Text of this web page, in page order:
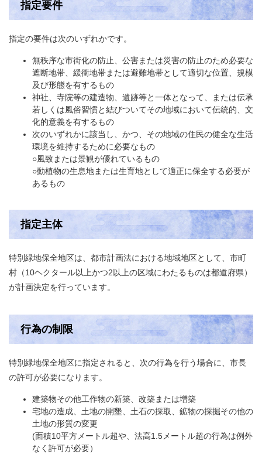
指定要件
指定の要件は次のいずれかです。
無秩序な市街化の防止、公害または災害の防止のため必要な
遮断地帯、緩衝地帯または避難地帯として適切な位置、規模
及び形態を有するもの
​神社、寺院等の建造物、遺跡等と一体となって、または伝承
若しくは風俗習慣と結びついてその地域において伝統的、文
化的意義を有するもの​​​
​次のいずれかに該当し、かつ、その地域の住民の健全な生活
環境を維持するために必要なも​​の
○風致または景観が優れているもの
​○動植物の生息地または生育地として適正に保全する必要が
あるもの
指定主体
特別緑地保全地区は、都市計画法における地域地区として、市町
村（10ヘクタール以上かつ2以上の区域にわたるものは都道府県）
が計画決定を行っています。
行為の制限
特別緑地保全地区に指定されると、次の行為を行う場合に、市長
の許可が必要になります。
​建築物その他工作物の新築、改築または増築
​宅地の造成、土地の開墾、土石の採取、鉱物の採掘その他の
土地の形質の変更
(面積10平方メートル超や、法高1.5メートル超の行為は例外
なく許可が必要）